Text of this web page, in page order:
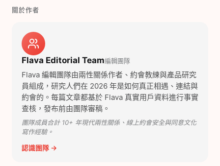
關於作者
Flava Editorial Team編輯團隊
Flava 編輯團隊由兩性關係作者、約會教練與產品研究
員組成，研究人們在 2026 年是如何真正相遇、連結與
約會的。每篇文章都基於 Flava 真實用戶資料進行事實
查核，發布前由團隊審稿。
團隊成員合計 10+ 年現代兩性關係、線上約會安全與同意文化
寫作經驗。
認識團隊 →